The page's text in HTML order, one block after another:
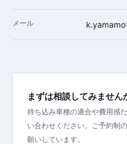
メール
まずは相談してみません
持ち込み車種の適合や費用感
い合わせください。ご予約制
願いしています。